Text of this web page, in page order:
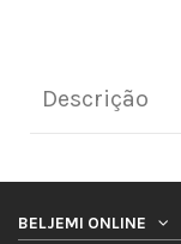
Descrição
BELJEMI ONLINE